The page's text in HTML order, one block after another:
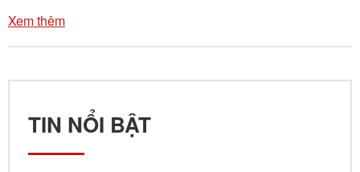
Xem thêm
TIN NỔI BẬT